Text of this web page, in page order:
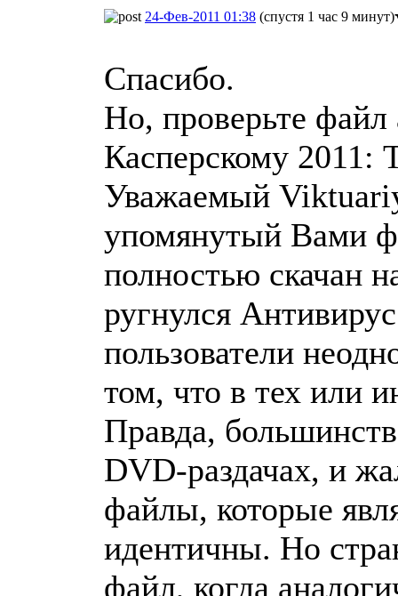
24-Фев-2011 01:38 (спустя 1 час 9 минут)
Спасибо.
Но, проверьте
Касперскому 2011:
Уважаемый
упомянутый Вами
полностью скачан
ругнулся
пользователи
том, что в тех или
Правда,
DVD-раздачах, и
файлы, которые
идентичны. Но
файл, когда